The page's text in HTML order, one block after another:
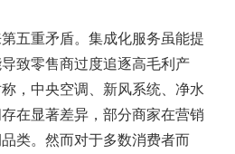
五重矛盾。集成化服务虽能提
致零售商过度追逐高毛利产
，中央空调、新风系统、净水
在显著差异，部分商家在营销
类。然而对于多数消费者而